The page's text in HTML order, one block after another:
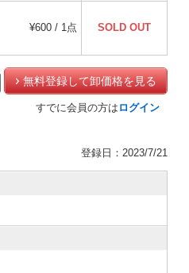
¥600 / 1点 SOLD OUT
無料登録して卸価格を見る
すでに会員の方は ログイン
登録日：2023/7/21